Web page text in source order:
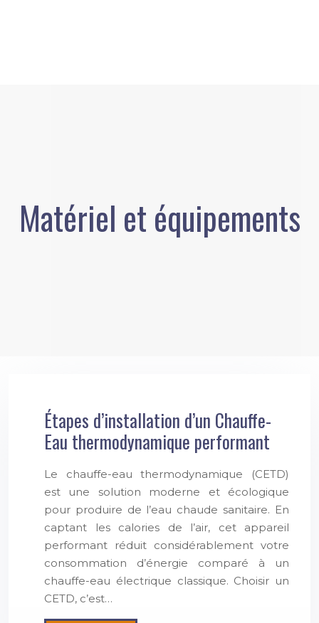
Matériel et équipements
Étapes d’installation d’un Chauffe-
Eau thermodynamique performant
Le chauffe-eau thermodynamique (CETD)
est une solution moderne et écologique
pour produire de l’eau chaude sanitaire. En
captant les calories de l’air, cet appareil
performant réduit considérablement votre
consommation d’énergie comparé à un
chauffe-eau électrique classique. Choisir un
CETD, c’est…